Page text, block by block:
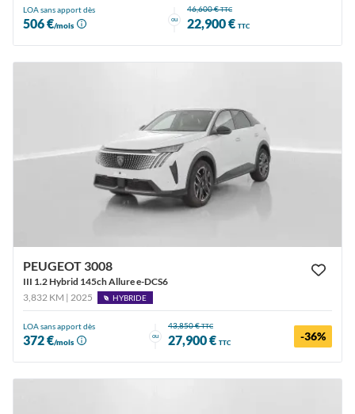
LOA sans apport dès
506 €/mois
ou
46,600 €TTC
22,900 € TTC
PEUGEOT 3008
III 1.2 Hybrid 145ch Allure e-DCS6
3,832 KM | 2025
HYBRIDE
LOA sans apport dès
372 €/mois
ou
43,850 €TTC
27,900 € TTC -36%